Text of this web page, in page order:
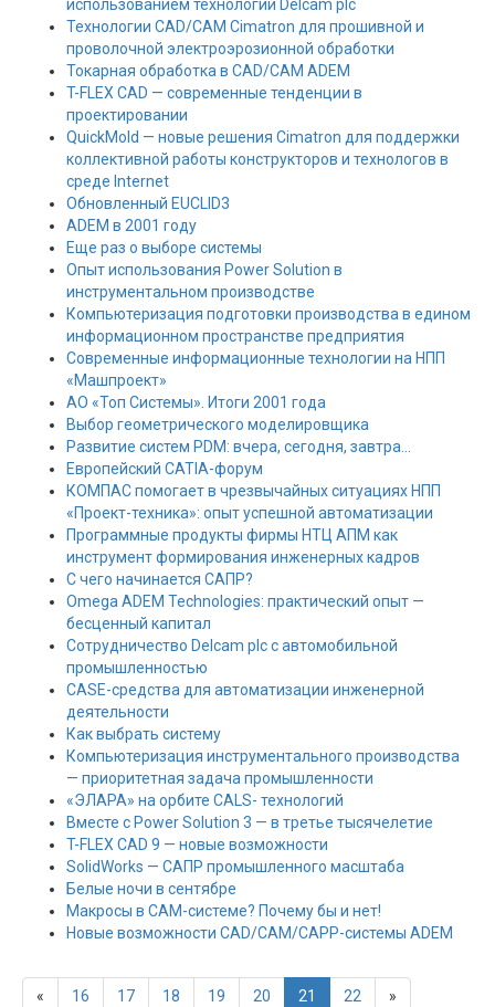
использованием технологий Delcam plc
Технологии CAD/CAM Cimatron для прошивной и
проволочной электроэрозионной обработки
Токарная обработка в CAD/CAM ADEM
T-FLEX CAD — современные тенденции в
проектировании
QuickMold — новые решения Cimatron для поддержки
коллективной работы конструкторов и технологов в
среде Internet
Обновленный EUCLID3
ADEM в 2001 году
Еще раз о выборе системы
Опыт использования Power Solution в
инструментальном производстве
Компьютеризация подготовки производства в едином
информационном пространстве предприятия
Современные информационные технологии на НПП
«Машпроект»
АО «Топ Системы». Итоги 2001 года
Выбор геометрического моделировщика
Развитие систем PDM: вчера, сегодня, завтра…
Европейский CATIA-форум
КОМПАС помогает в чрезвычайных ситуациях НПП
«Проект-техника»: опыт успешной автоматизации
Программные продукты фирмы НТЦ АПМ как
инструмент формирования инженерных кадров
С чего начинается САПР?
Omega ADEM Technologies: практический опыт —
бесценный капитал
Сотрудничество Delcam plc с автомобильной
промышленностью
CASE-средства для автоматизации инженерной
деятельности
Как выбрать систему
Компьютеризация инструментального производства
— приоритетная задача промышленности
«ЭЛАРА» на орбите CALS- технологий
Вместе с Power Solution 3 — в третье тысячелетие
T-FLEX CAD 9 — новые возможности
SolidWorks — САПР промышленного масштаба
Белые ночи в сентябре
Макросы в CAM-системе? Почему бы и нет!
Новые возможности CAD/CAM/CAPP-системы ADEM
« 16 17 18 19 20 21 22 »